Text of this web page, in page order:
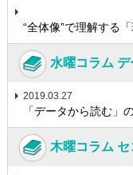
“全体像”で理解する
水曜コラム
2019.03.27
「データから読む」
木曜コラム